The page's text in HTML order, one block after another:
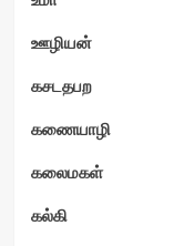
ஊழியன்
கசடதபற
கணையாழி
கலைமகள்
கல்கி